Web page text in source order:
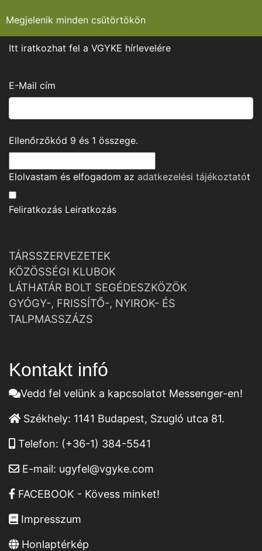
Megjelenik minden csütörtökön
Itt iratkozhat fel a VGYKE hírlevelére
E-Mail cím
Ellenőrzőkód 9 és 1 összege.
Elolvastam és elfogadom az adatkezelési tájékoztatót
Feliratkozás Leiratkozás
TÁRSSZERVEZETEK
KÖZÖSSÉGI KLUBOK
LÁTHATÁR BOLT SEGÉDESZKÖZÖK
GYÓGY-, FRISSÍTŐ-, NYIROK- ÉS
TALPMASSZÁZS
Kontakt infó
Vedd fel velünk a kapcsolatot Messenger-en!
Székhely: 1141 Budapest, Szugló utca 81.
Telefon: (+36-1) 384-5541
E-mail: ugyfel@vgyke.com
FACEBOOK - Kövess minket!
Impresszum
Honlaptérkép